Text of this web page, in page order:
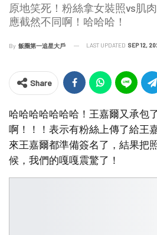
原地笑死！粉絲拿女裝照vs肌
應截然不同啊！哈哈哈！
By 飯圈第一追星大戶 LAST UPDATED SEP 12,
Share
哈哈哈哈哈哈哈！王嘉爾又承包
啊！！！表示有粉絲上傳了給王
來王嘉爾都準備簽名了，結果把
候，我們的嘎嘎震驚了！